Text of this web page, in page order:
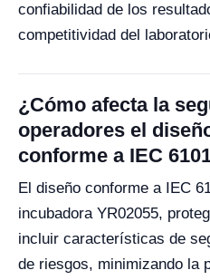
confiabilidad de los
competitividad del
¿Cómo afecta la
operadores el
conforme a IEC
El diseño conforme a IEC
incubadora YR02055,
incluir características de
de riesgos, minimizando la